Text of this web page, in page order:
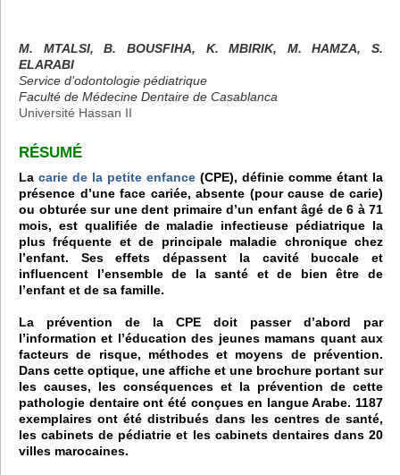
M. MTALSI, B. BOUSFIHA, K. MBIRIK, M. HAMZA, S.
ELARABI
Service d’odontologie pédiatrique
Faculté de Médecine Dentaire de Casablanca
Université Hassan II
RÉSUMÉ
La carie de la petite enfance (CPE), définie comme étant la
présence d’une face cariée, absente (pour cause de carie)
ou obturée sur une dent primaire d’un enfant âgé de 6 à 71
mois, est qualifiée de maladie infectieuse pédiatrique la
plus fréquente et de principale maladie chronique chez
l’enfant. Ses effets dépassent la cavité buccale et
influencent l’ensemble de la santé et de bien être de
l’enfant et de sa famille.
La prévention de la CPE doit passer d’abord par
l’information et l’éducation des jeunes mamans quant aux
facteurs de risque, méthodes et moyens de prévention.
Dans cette optique, une affiche et une brochure portant sur
les causes, les conséquences et la prévention de cette
pathologie dentaire ont été conçues en langue Arabe. 1187
exemplaires ont été distribués dans les centres de santé,
les cabinets de pédiatrie et les cabinets dentaires dans 20
villes marocaines.